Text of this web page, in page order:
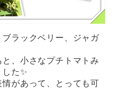
ラックベリー、ジャガ
、小さなプチトマトみ
た✨
があって、とっても可